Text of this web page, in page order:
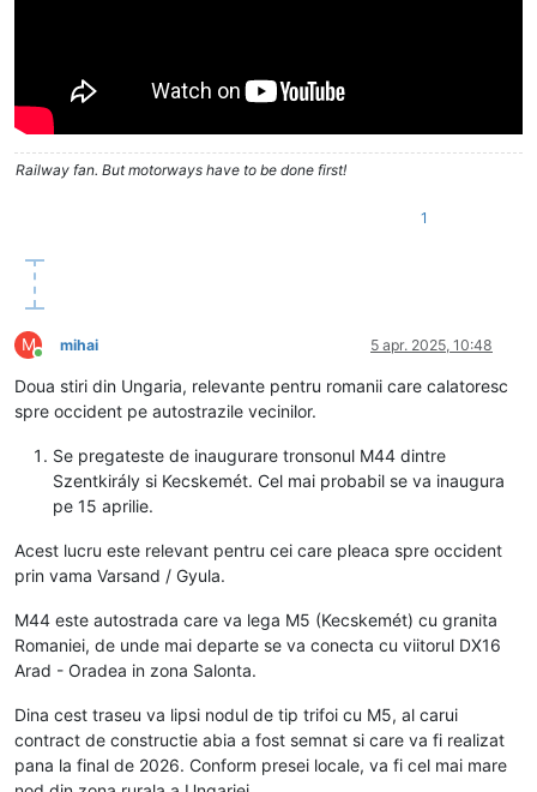
Railway fan. But motorways have to be done first!
1
M
Conectat
mihai 5 apr. 2025, 10:48
Doua stiri din Ungaria, relevante pentru romanii care calatoresc
spre occident pe autostrazile vecinilor.
Se pregateste de inaugurare tronsonul M44 dintre
Szentkirály si Kecskemét. Cel mai probabil se va inaugura
pe 15 aprilie.
Acest lucru este relevant pentru cei care pleaca spre occident
prin vama Varsand / Gyula.
M44 este autostrada care va lega M5 (Kecskemét) cu granita
Romaniei, de unde mai departe se va conecta cu viitorul DX16
Arad - Oradea in zona Salonta.
Dina cest traseu va lipsi nodul de tip trifoi cu M5, al carui
contract de constructie abia a fost semnat si care va fi realizat
pana la final de 2026. Conform presei locale, va fi cel mai mare